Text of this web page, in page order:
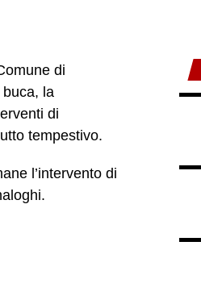
di
la
di
tempestivo.
l’intervento di